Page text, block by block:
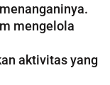
mengelola
aktivitas yang